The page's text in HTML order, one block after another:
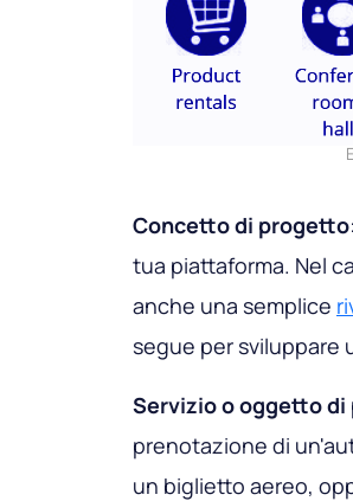
Concetto di progetto
tua piattaforma. Nel
anche una semplice
segue per sviluppare
Servizio o oggetto
prenotazione di
un biglietto aereo,